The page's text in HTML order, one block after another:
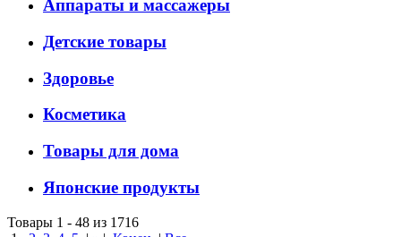
Аппараты и массажеры
Детские товары
Здоровье
Косметика
Товары для дома
Японские продукты
Товары 1 - 48 из 1716